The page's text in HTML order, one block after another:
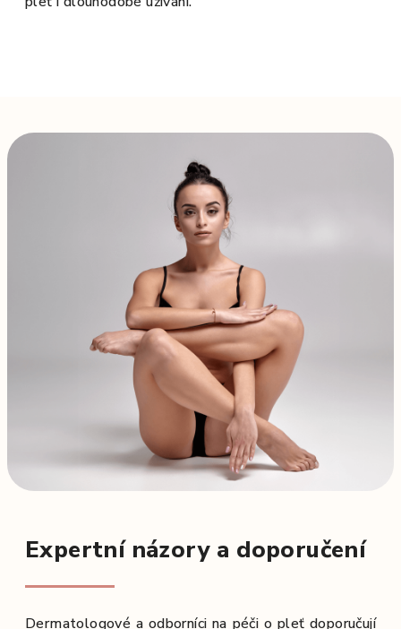
Expertní názory a doporučení
Dermatologové a odborníci na péči o pleť doporučují